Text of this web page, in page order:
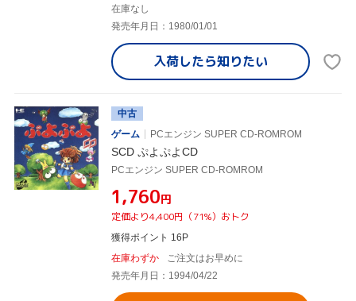
在庫なし
発売年月日：1980/01/01
入荷したら知りたい
中古
ゲーム
PCエンジン SUPER CD-ROMROM
SCD ぷよぷよCD
PCエンジン SUPER CD-ROMROM
¥1,760円
定価より4,400円（71%）おトク
獲得ポイント 16P
在庫わずか
ご注文はお早めに
発売年月日：1994/04/22